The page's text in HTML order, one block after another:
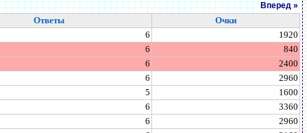
Вперед »
Ответы
Очки
6
1920
6
840
6
2400
6
2960
5
1600
6
3360
6
2960